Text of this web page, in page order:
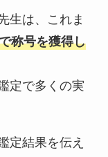
生は、これま
称号を獲得し
定で多くの実
定結果を伝え